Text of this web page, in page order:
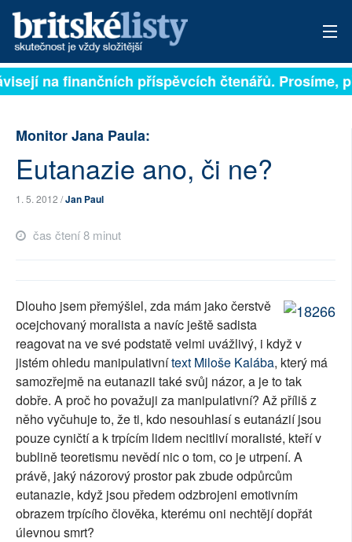
PŘIHLÁSIT
TÉMATA
AUTOŘI
PŘÍSPĚVKY NA PROVOZ
SOCIÁLNÍ SÍTĚ
RUBRIKY
PLNÁ VERZE STRÁNEK
na finančních příspěvcích čtenářů. Prosíme,
Monitor Jana Paula:
Eutanazie ano, či ne?
1. 5. 2012 /Jan Paul
čas čtení 8 minut
Dlouho jsem přemýšlel, zda mám jako čerstvě
ocejchovaný moralista a navíc ještě sadista
reagovat na ve své podstatě velmi uvážlivý, i když v
jistém ohledu manipulativnítext Miloše Kalába, který má
samozřejmě na eutanazii také svůj názor, a je to tak
dobře. A proč ho považuji za manipulativní? Až příliš z
něho vyčuhuje to, že ti, kdo nesouhlasí s eutanázií jsou
pouze cyničtí a k trpícím lidem necitliví moralisté, kteří v
bublině teoretismu nevědí nic o tom, co je utrpení. A
právě, jaký názorový prostor pak zbude odpůrcům
eutanazie, když jsou předem odzbrojeni emotivním
obrazem trpícího člověka, kterému oni nechtějí dopřát
úlevnou smrt?